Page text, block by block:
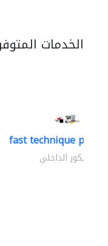
الخدمات
fast technique pre-
الديكور الداخلي